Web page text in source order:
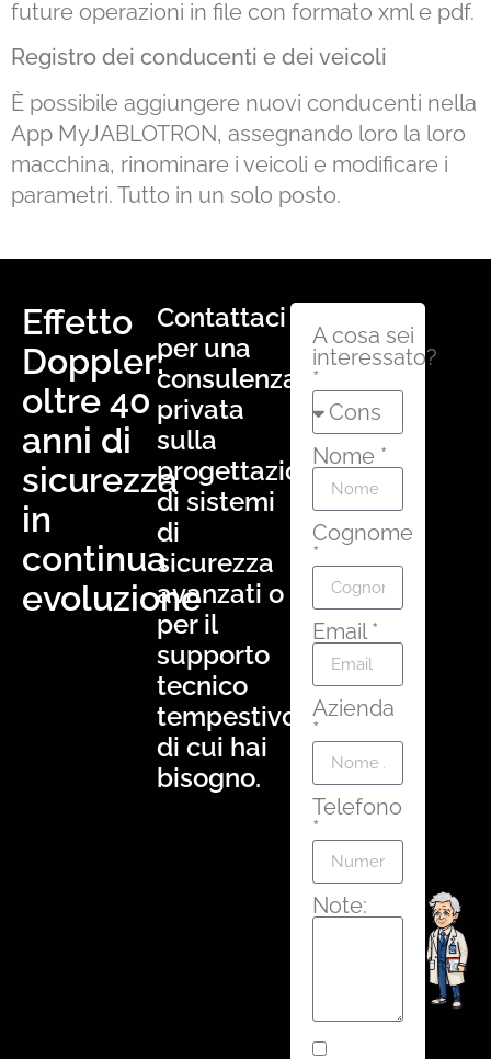
future operazioni in file con formato xml e pdf.
Registro dei conducenti e dei veicoli
È possibile aggiungere nuovi conducenti nella
App MyJABLOTRON, assegnando loro la loro
macchina, rinominare i veicoli e modificare i
parametri. Tutto in un solo posto.
Effetto
Doppler:
oltre 40
anni di
sicurezza
in
continua
evoluzione
Contattaci
per una
consulenza
privata
sulla
progettazione
di sistemi
di
sicurezza
avanzati o
per il
supporto
tecnico
tempestivo
di cui hai
bisogno.
A cosa sei
interessato?
*
Nome *
Cognome
*
Email *
Azienda
*
Telefono
*
Note: